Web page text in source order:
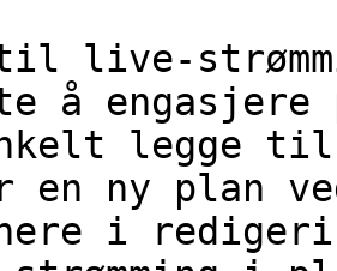
live-
å
legge til
en ny plan
i